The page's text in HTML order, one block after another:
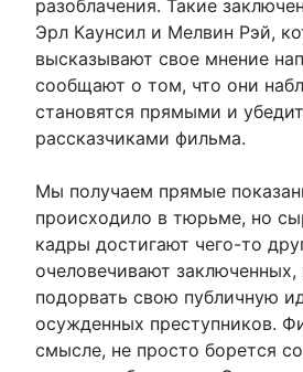
разоблачения. Такие
Эрл Каунсил и Мелвин Рэй,
высказывают свое мнение
сообщают о том, что они
становятся прямыми и
рассказчиками фильма.
Мы получаем прямые
происходило в тюрьме, но
кадры достигают чего-то
очеловечивают заключенных,
подорвать свою публичную
осужденных преступников.
смысле, не просто борется со